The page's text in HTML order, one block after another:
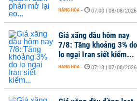
HÀNG HÓA - 07:00 | 08/08/2026
Giá xăng dầu hôm nay
7/8: Tăng khoảng 3% do
lo ngại Iran siết kiểm...
HÀNG HÓA - 07:18 | 07/08/2026